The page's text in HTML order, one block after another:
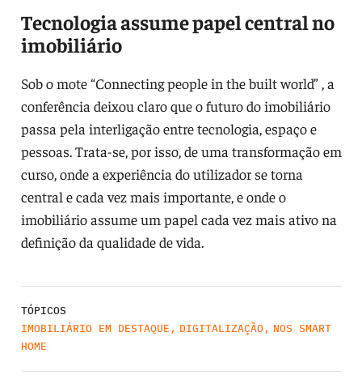
Tecnologia assume papel central no
imobiliário
Sob o mote “Connecting people in the built world” , a
conferência deixou claro que o futuro do imobiliário
passa pela interligação entre tecnologia, espaço e
pessoas. Trata-se, por isso, de uma transformação em
curso, onde a experiência do utilizador se torna
central e cada vez mais importante, e onde o
imobiliário assume um papel cada vez mais ativo na
definição da qualidade de vida.
TÓPICOS
IMOBILIÁRIO EM DESTAQUE , DIGITALIZAÇÃO, NOS SMART
HOME